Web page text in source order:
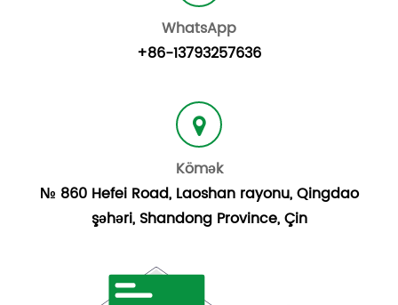
WhatsApp
+86-13793257636
Kömək
№ 860 Hefei Road, Laoshan rayonu, Qingdao
şəhəri, Shandong Province, Çin